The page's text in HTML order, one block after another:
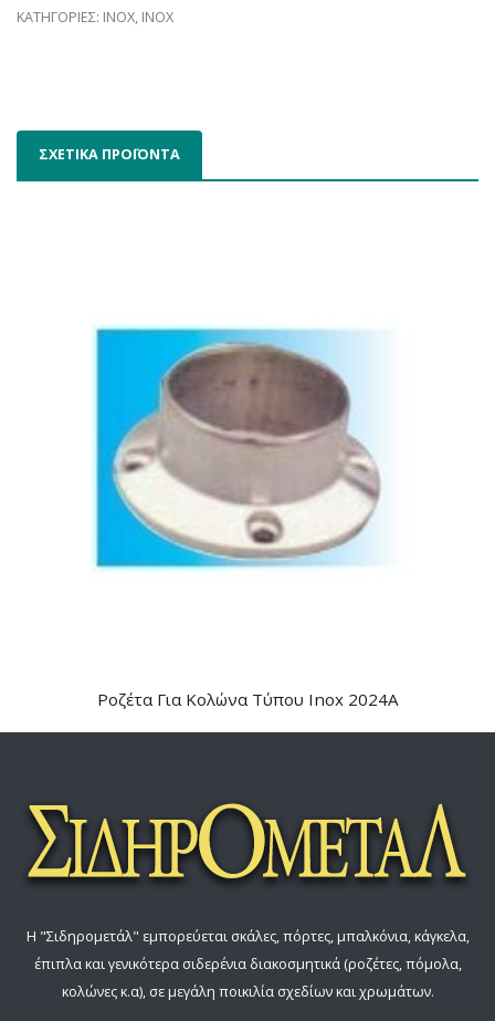
ΚΑΤΗΓΟΡΙΕΣ: INOX, INOX
ΣΧΕΤΙΚΑ ΠΡΟΪΟΝΤΑ
Ροζέτα Για Κολώνα Τύπου Inox 2024Α
Η "Σιδηρομετάλ" εμπορεύεται σκάλες, πόρτες, μπαλκόνια, κάγκελα,
έπιπλα και γενικότερα σιδερένια διακοσμητικά (ροζέτες, πόμολα,
κολώνες κ.α), σε μεγάλη ποικιλία σχεδίων και χρωμάτων.